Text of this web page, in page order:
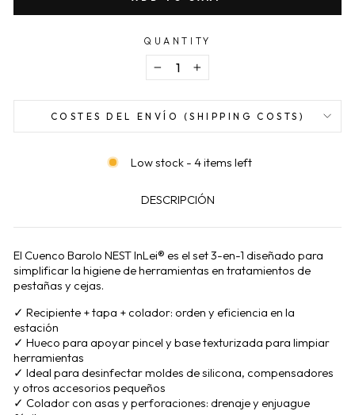
QUANTITY
+
COSTES DEL ENVÍO (SHIPPING COSTS)
Low stock - 4 items left
DESCRIPCIÓN
El Cuenco Barolo NEST InLei® es el set 3-en-1 diseñado para
simplificar la higiene de herramientas en tratamientos de
pestañas y cejas.
✓ Recipiente + tapa + colador: orden y eficiencia en la
estación
✓ Hueco para apoyar pincel y base texturizada para limpiar
herramientas
✓ Ideal para desinfectar moldes de silicona, compensadores
y otros accesorios pequeños
✓ Colador con asas y perforaciones: drenaje y enjuague